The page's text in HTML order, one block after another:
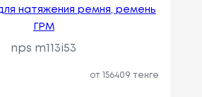
натяжения ремня, ремень
ГРМ
nps m113i53
от 156409 тенге